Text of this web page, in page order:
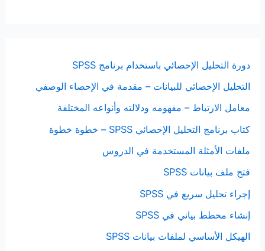
دورة التحليل الإحصائي باستخدام برنامج SPSS
التحليل الإحصائي للبيانات – مقدمة في الإحصاء الوصفي
معامل الارتباط – مفهومه ودلالته وأنواعه المختلفة
كتاب برنامج التحليل الإحصائي SPSS – خطوة خطوة
ملفات الأمثلة المستخدمة في الدروس
فتح ملف بيانات SPSS
إجراء تحليل سريع في SPSS
إنشاء مخطط بياني في SPSS
الهيكل الأساسي لملفات بيانات SPSS